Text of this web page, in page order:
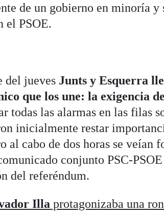
de un gobierno en minoría y
el PSOE.
del jueves Junts y Esquerra
que los une: la exigencia
todas las alarmas en las filas
inicialmente restar
cabo de dos horas se veían
conjunto PSC-PSOE
del referéndum.
Illa protagonizaba una